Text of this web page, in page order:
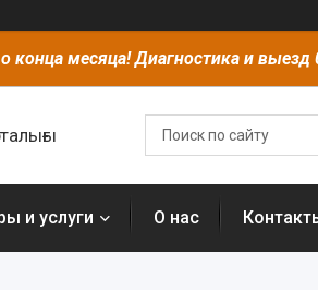
конца месяца! Диагностика и выезд
и услуги О нас